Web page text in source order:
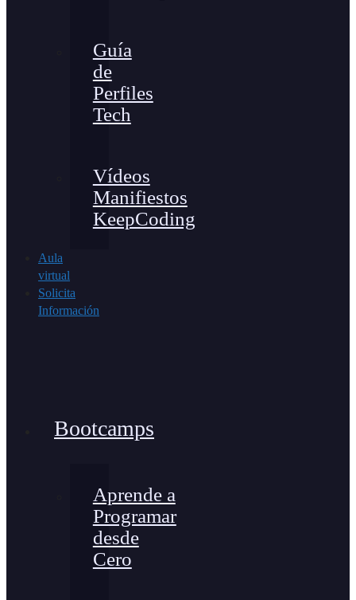
Guía
de
Perfiles
Tech
Vídeos
Manifiestos
KeepCoding
Aula
virtual
Solicita
Información
Bootcamps
Aprende a
Programar
desde
Cero